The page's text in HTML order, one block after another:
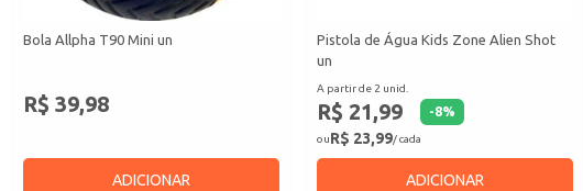
Bola Allpha T90 Mini un
R$ 39,98
ADICIONAR
Pistola de Água Kids Zone Alien Shot
un
A partir de 2 unid.
R$ 21,99 -8%
ouR$ 23,99/ cada
ADICIONAR